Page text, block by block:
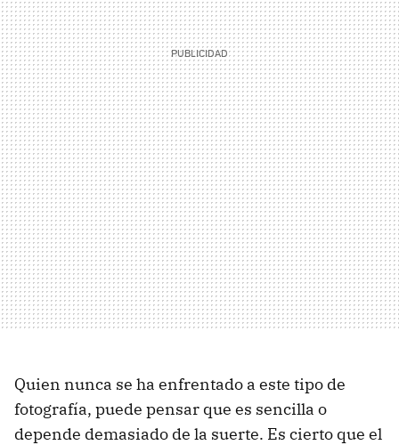
Quien nunca se ha enfrentado a este tipo de
fotografía, puede pensar que es sencilla o
depende demasiado de la suerte. Es cierto que el